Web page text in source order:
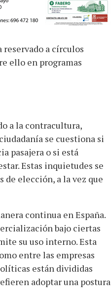
a círculos
ello en programas
a la contracultura,
se cuestiona si
pasajera o si está
Estas inquietudes se
de elección, a la vez que
continua en España.
bajo ciertas
su uso interno. Esta
entre las empresas
están divididas
adoptar una postura